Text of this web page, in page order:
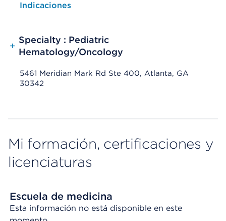
Opens native map application on mobile devices
Indicaciones
+
Specialty : Pediatric
Hematology/Oncology
5461 Meridian Mark Rd Ste 400, Atlanta, GA
30342
Mi formación, certificaciones y
licenciaturas
Escuela de medicina
Esta información no está disponible en este